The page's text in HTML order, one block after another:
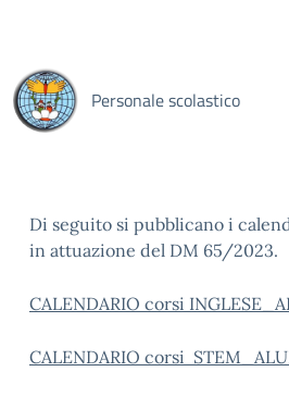
Personale scolastico
Di seguito si pubblicano i
in attuazione del DM 65/2023.
CALENDARIO corsi
CALENDARIO corsi